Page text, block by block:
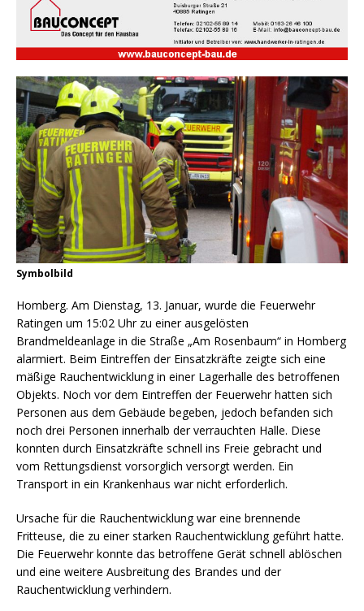
Symbolbild
Homberg. Am Dienstag, 13. Januar, wurde die Feuerwehr
Ratingen um 15:02 Uhr zu einer ausgelösten
Brandmeldeanlage in die Straße „Am Rosenbaum“ in Homberg
alarmiert. Beim Eintreffen der Einsatzkräfte zeigte sich eine
mäßige Rauchentwicklung in einer Lagerhalle des betroffenen
Objekts. Noch vor dem Eintreffen der Feuerwehr hatten sich
Personen aus dem Gebäude begeben, jedoch befanden sich
noch drei Personen innerhalb der verrauchten Halle. Diese
konnten durch Einsatzkräfte schnell ins Freie gebracht und
vom Rettungsdienst vorsorglich versorgt werden. Ein
Transport in ein Krankenhaus war nicht erforderlich.
Ursache für die Rauchentwicklung war eine brennende
Fritteuse, die zu einer starken Rauchentwicklung geführt hatte.
Die Feuerwehr konnte das betroffene Gerät schnell ablöschen
und eine weitere Ausbreitung des Brandes und der
Rauchentwicklung verhindern.